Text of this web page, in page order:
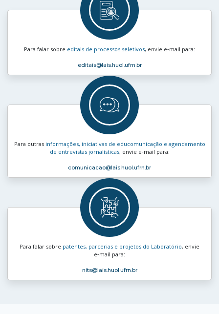
Para falar sobre editais de processos seletivos, envie e‑mail para:
editais@lais.huol.ufrn.br
Para outras informações, iniciativas de educomunicação e agendamento
de entrevistas jornalísticas, envie e‑mail para:
comunicacao@lais.huol.ufrn.br
Para falar sobre patentes, parcerias e projetos do Laboratório, envie
e‑mail para:
nits@lais.huol.ufrn.br